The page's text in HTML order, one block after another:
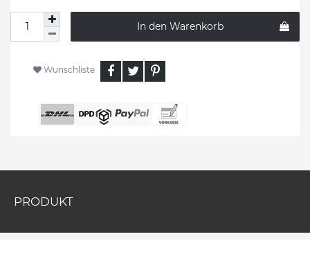
In den Warenkorb
Wunschliste
PRODUKT